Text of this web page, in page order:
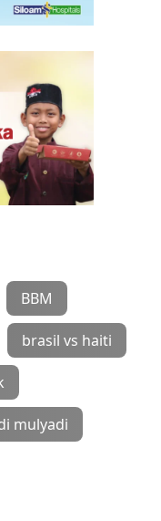
BBM
brasil vs haiti
mulyadi